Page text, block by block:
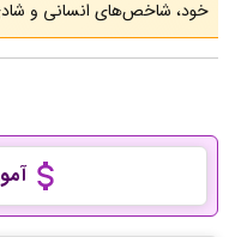
خود، شاخص‌های انسانی و